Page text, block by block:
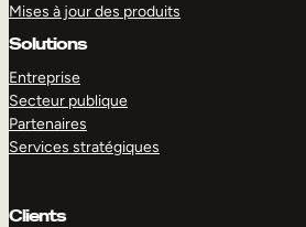
Mises à jour des produits
Solutions
Entreprise
Secteur publique
Partenaires
Services stratégiques
Clients